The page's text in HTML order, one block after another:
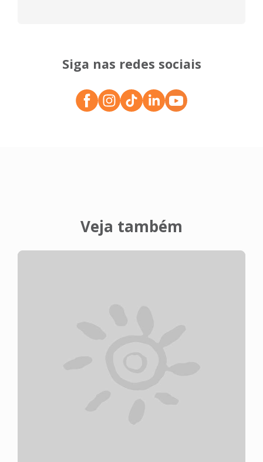
Siga nas redes sociais
Veja também